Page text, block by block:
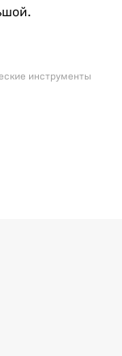
инструменты